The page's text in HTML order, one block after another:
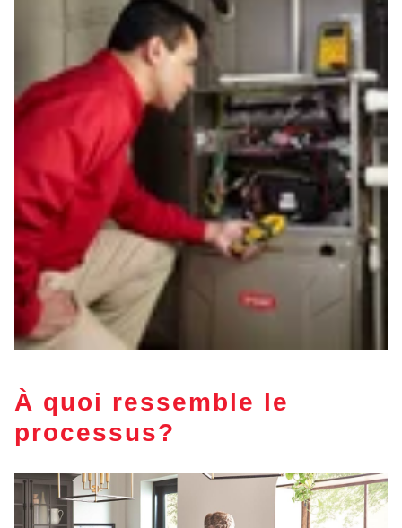
À quoi ressemble le
processus?